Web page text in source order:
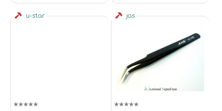
u-star jas